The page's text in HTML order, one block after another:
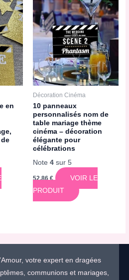
en
Décoration Cinéma
10 panneaux
personnalisés nom de
table mariage thème
cinéma – décoration
élégante pour
célébrations
Note 4sur 5
52,86€
VOIR LE
PRODUIT
votre expert en dragées
communions et mariages,